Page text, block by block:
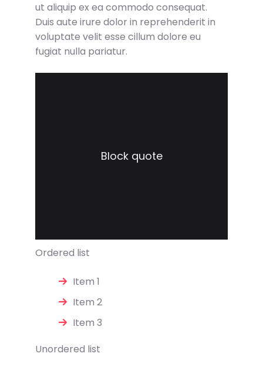
ut aliquip ex ea commodo consequat.
Duis aute irure dolor in reprehenderit in
voluptate velit esse cillum dolore eu
fugiat nulla pariatur.
Block quote
Ordered list
Item 1
Item 2
Item 3
Unordered list